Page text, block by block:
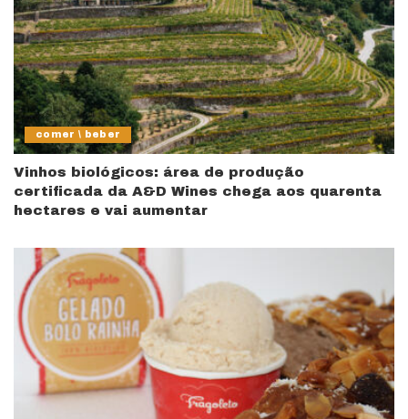
comer \ beber
Vinhos biológicos: área de produção
certificada da A&D Wines chega aos quarenta
hectares e vai aumentar